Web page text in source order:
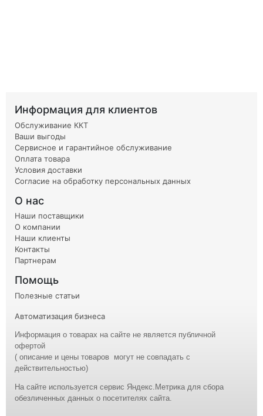
Информация для клиентов
Обслуживание ККТ
Ваши выгоды
Сервисное и гарантийное обслуживание
Оплата товара
Условия доставки
Согласие на обработку персональных данных
О нас
Наши поставщики
О компании
Наши клиенты
Контакты
Партнерам
Помощь
Полезные статьи
Автоматизация бизнеса
Информация о товарах на сайте не является публичной
офертой
( описание и цены товаров могут не совпадать с
действительностью)
На сайте используется сервис Яндекс.Метрика для сбора
обезличенных данных о посетителях сайта.